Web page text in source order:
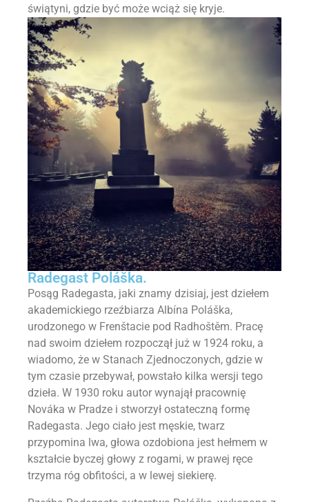
świątyni, gdzie być może wciąż się kryje.
Radegast Poláška.
Posąg Radegasta, jaki znamy dzisiaj, jest dziełem
akademickiego rzeźbiarza Albína Poláška,
urodzonego w Frenštacie pod Radhoštěm. Pracę
nad swoim dziełem rozpoczął już w 1924 roku, a
wiadomo, że w Stanach Zjednoczonych, gdzie w
tym czasie przebywał, powstało kilka wersji tego
dzieła. W 1930 roku autor wynajął pracownię
Nováka w Pradze i stworzył ostateczną formę
Radegasta. Jego ciało jest męskie, twarz
przypomina lwa, głowa ozdobiona jest hełmem w
kształcie byczej głowy z rogami, w prawej ręce
trzyma róg obfitości, a w lewej siekierę.